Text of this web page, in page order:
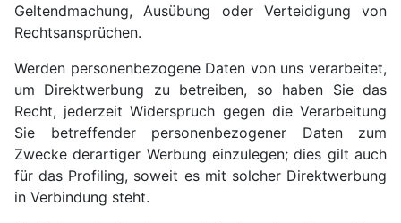
Geltendmachung, Ausübung oder Verteidigung von
Rechtsansprüchen.
Werden personenbezogene Daten von uns verarbeitet,
um Direktwerbung zu betreiben, so haben Sie das
Recht, jederzeit Widerspruch gegen die Verarbeitung
Sie betreffender personenbezogener Daten zum
Zwecke derartiger Werbung einzulegen; dies gilt auch
für das Profiling, soweit es mit solcher Direktwerbung
in Verbindung steht.